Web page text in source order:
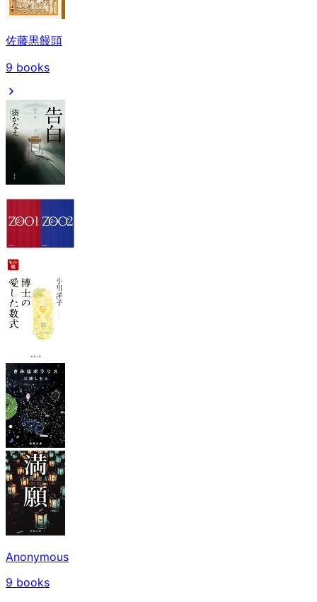
佐藤黒饅頭
9 books
Anonymous
9 books